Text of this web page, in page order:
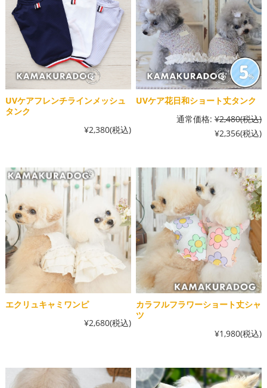
UVケアフレンチラインメッシュ
タンク
¥2,380(税込)
UVケア花日和ショート丈タンク
通常価格: ¥2,480(税込)
¥2,356(税込)
エクリュキャミワンピ
¥2,680(税込)
カラフルフラワーショート丈シャ
ツ
¥1,980(税込)